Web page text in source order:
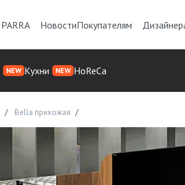
НовостиПокупателям
NEW Кухни NEW HoReCa
Bella прихожая